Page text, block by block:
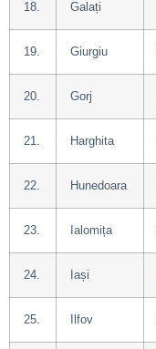
18. Galați
19. Giurgiu
20. Gorj
21. Harghita
22. Hunedoara
23. Ialomița
24. Iași
25. Ilfov